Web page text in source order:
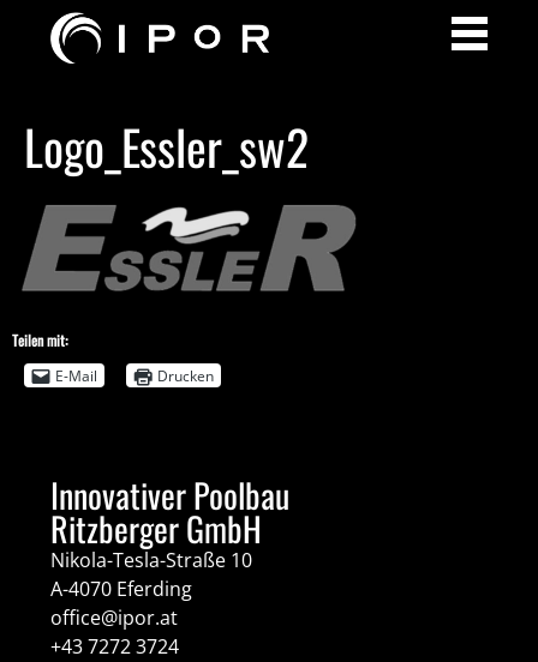
Logo_Essler_sw2
Teilen mit:
E-Mail
Drucken
Innovativer Poolbau
Ritzberger GmbH
Nikola-Tesla-Straße 10
A-4070 Eferding
office@ipor.at
+43 7272 3724